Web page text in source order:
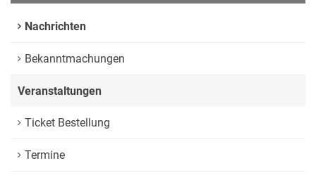
Nachrichten
Bekanntmachungen
Veranstaltungen
Ticket Bestellung
Termine